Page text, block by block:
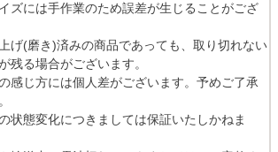
ズには手作業のため誤差が生じることがござ
げ(磨き)済みの商品であっても、取り切れない
残る場合がございます。
感じ方には個人差がございます。予めご了承
状態変化につきましては保証いたしかねま